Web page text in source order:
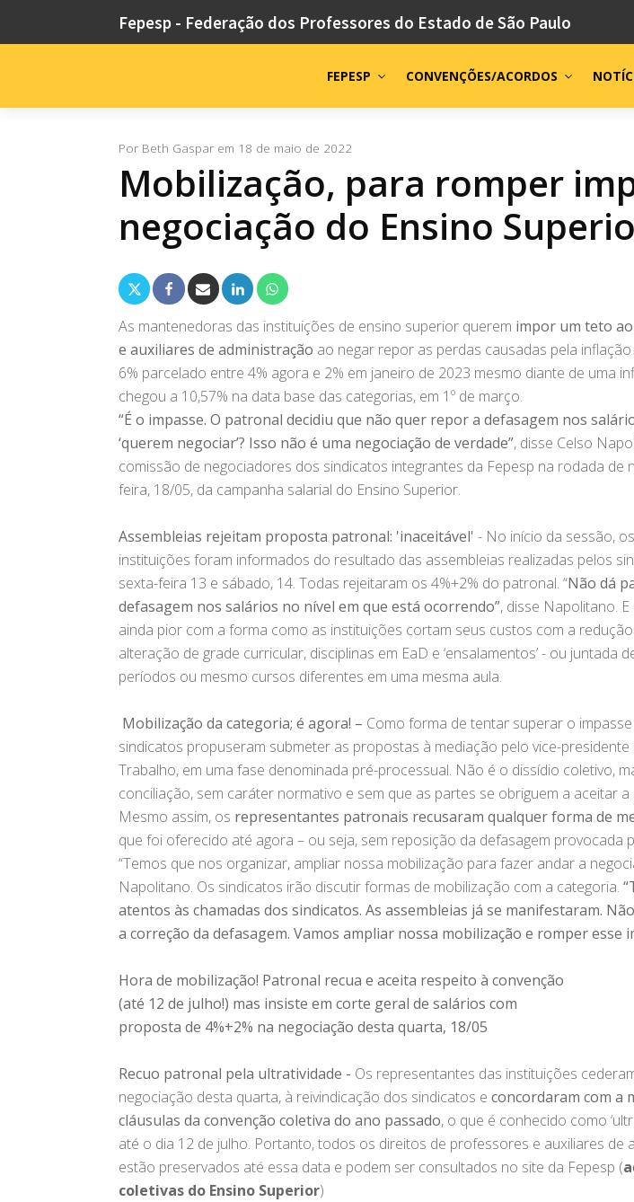
Fepesp - Federação dos Professores do Estado de São Paulo
FEPESP CONVENÇÕES/ACORDOS
Por Beth Gaspar em 18 de maio de 2022
Mobilização, para romper
negociação do Ensino
As mantenedoras das instituições de ensino superior querem impor um teto
e auxiliares de administração ao negar repor as perdas causadas pela
6% parcelado entre 4% agora e 2% em janeiro de 2023 mesmo diante de uma
chegou a 10,57% na data base das categorias, em 1º de março.
“É o impasse. O patronal decidiu que não quer repor a defasagem nos
‘querem negociar’? Isso não é uma negociação de verdade”, disse Celso
comissão de negociadores dos sindicatos integrantes da Fepesp na rodada de
feira, 18/05, da campanha salarial do Ensino Superior.
Assembleias rejeitam proposta patronal: 'inaceitável' - No início da sessão,
instituições foram informados do resultado das assembleias realizadas pelos
sexta-feira 13 e sábado, 14. Todas rejeitaram os 4%+2% do patronal. “Não dá
defasagem nos salários no nível em que está ocorrendo”, disse Napolitano.
ainda pior com a forma como as instituições cortam seus custos com a
alteração de grade curricular, disciplinas em EaD e ‘ensalamentos’ - ou juntada
períodos ou mesmo cursos diferentes em uma mesma aula.
Mobilização da categoria; é agora! – Como forma de tentar superar o
sindicatos propuseram submeter as propostas à mediação pelo vice-presidente
Trabalho, em uma fase denominada pré-processual. Não é o dissídio coletivo,
conciliação, sem caráter normativo e sem que as partes se obriguem a aceitar
Mesmo assim, os representantes patronais recusaram qualquer forma de
que foi oferecido até agora – ou seja, sem reposição da defasagem provocada
“Temos que nos organizar, ampliar nossa mobilização para fazer andar a
Napolitano. Os sindicatos irão discutir formas de mobilização com a categoria.
atentos às chamadas dos sindicatos. As assembleias já se manifestaram.
a correção da defasagem. Vamos ampliar nossa mobilização e romper esse
Hora de mobilização! Patronal recua e aceita respeito à convenção
(até 12 de julho!) mas insiste em corte geral de salários com
proposta de 4%+2% na negociação desta quarta, 18/05
Recuo patronal pela ultratividade - Os representantes das instituições
negociação desta quarta, à reivindicação dos sindicatos e concordaram com a
cláusulas da convenção coletiva do ano passado, o que é conhecido como
até o dia 12 de julho. Portanto, todos os direitos de professores e auxiliares de
estão preservados até essa data e podem ser consultados no site da Fepesp (
coletivas do Ensino Superior)